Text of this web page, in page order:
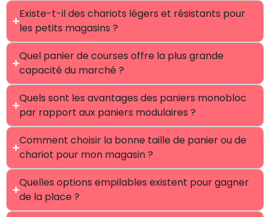
Existe-t-il des chariots légers et résistants pour
les petits magasins ?
Quel panier de courses offre la plus grande
capacité du marché ?
Quels sont les avantages des paniers monobloc
par rapport aux paniers modulaires ?
Comment choisir la bonne taille de panier ou de
chariot pour mon magasin ?
Quelles options empilables existent pour gagner
de la place ?